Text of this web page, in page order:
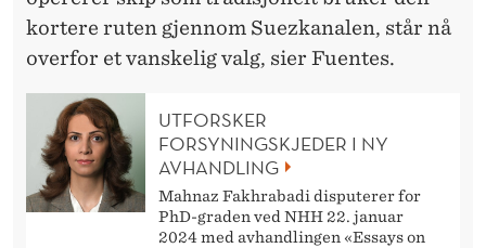
kortere ruten gjennom Suezkanalen, står nå
overfor et vanskelig valg, sier Fuentes.
UTFORSKER
FORSYNINGSKJEDER I NY
AVHANDLING
Mahnaz Fakhrabadi disputerer for
PhD-graden ved NHH 22. januar
2024 med avhandlingen «Essays on